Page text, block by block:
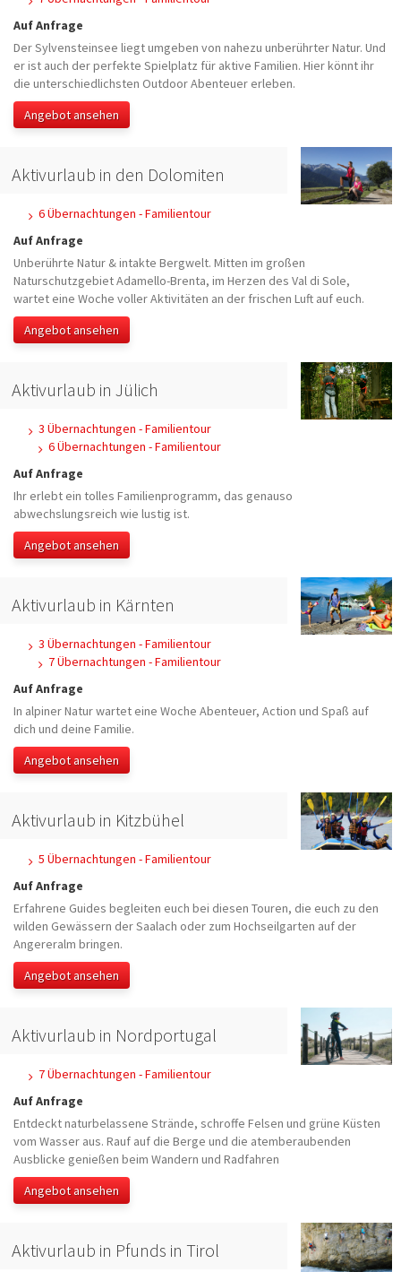
Auf Anfrage
Der Sylvensteinsee liegt umgeben von nahezu unberührter Natur. Und
er ist auch der perfekte Spielplatz für aktive Familien. Hier könnt ihr
die unterschiedlichsten Outdoor Abenteuer erleben.
Angebot ansehen
Aktivurlaub in den Dolomiten
6 Übernachtungen - Familientour
Auf Anfrage
Unberührte Natur & intakte Bergwelt. Mitten im großen
Naturschutzgebiet Adamello-Brenta, im Herzen des Val di Sole,
wartet eine Woche voller Aktivitäten an der frischen Luft auf euch.
Angebot ansehen
Aktivurlaub in Jülich
3 Übernachtungen - Familientour
6 Übernachtungen - Familientour
Auf Anfrage
Ihr erlebt ein tolles Familienprogramm, das genauso
abwechslungsreich wie lustig ist.
Angebot ansehen
Aktivurlaub in Kärnten
3 Übernachtungen - Familientour
7 Übernachtungen - Familientour
Auf Anfrage
In alpiner Natur wartet eine Woche Abenteuer, Action und Spaß auf
dich und deine Familie.
Angebot ansehen
Aktivurlaub in Kitzbühel
5 Übernachtungen - Familientour
Auf Anfrage
Erfahrene Guides begleiten euch bei diesen Touren, die euch zu den
wilden Gewässern der Saalach oder zum Hochseilgarten auf der
Angereralm bringen.
Angebot ansehen
Aktivurlaub in Nordportugal
7 Übernachtungen - Familientour
Auf Anfrage
Entdeckt naturbelassene Strände, schroffe Felsen und grüne Küsten
vom Wasser aus. Rauf auf die Berge und die atemberaubenden
Ausblicke genießen beim Wandern und Radfahren
Angebot ansehen
Aktivurlaub in Pfunds in Tirol